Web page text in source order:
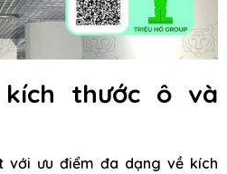
thước ô và
với ưu điểm đa dạng về kích